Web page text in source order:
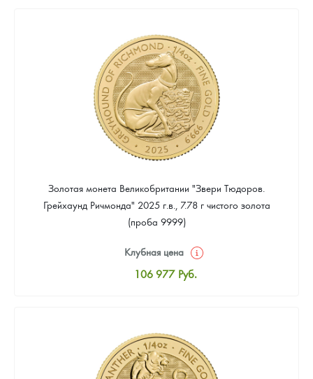
Цена выкупа
97 674 Руб.
Золотая монета Великобритании "Звери Тюдоров.
Грейхаунд Ричмонда" 2025 г.в., 7.78 г чистого золота
(проба 9999)
Клубная цена
106 977 Руб.
Цена выкупа
Звоните